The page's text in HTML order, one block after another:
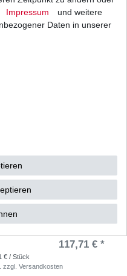
A2 High Quality
zzgl.
A2 High Quality
117,71 € *
€ / Stück
zzgl.Versandkosten
Impressum
und weitere
Daten in unserer